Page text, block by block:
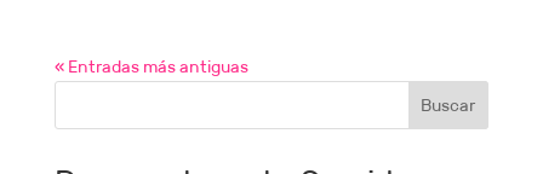
« Entradas más antiguas